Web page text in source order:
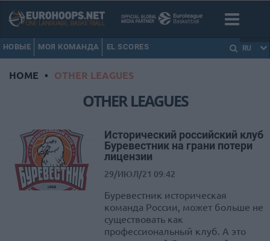
НОВЫЕ МОЯ КОМАНДА EL SCORES RU
HOME • OTHER LEAGUES
OTHER LEAGUES
Исторический российский клуб
Буревестник на грани потери
лицензии
29/ИЮЛ/21 09:42
Буревестник историческая
команда России, может больше не
существовать как
профессиональный клуб. А это